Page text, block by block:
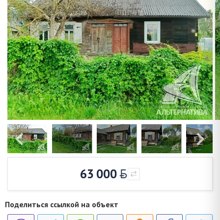
63 000
Поделиться ссылкой на объект